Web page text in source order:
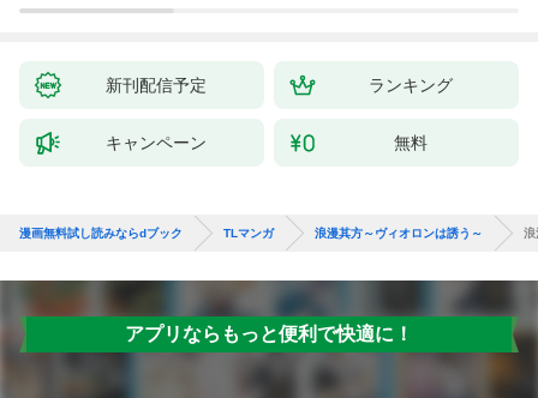
新刊配信予定 ランキング
キャンペーン 無料
漫画無料試し読みならdブック TLマンガ 浪漫其方～ヴィオロンは誘う～ 浪
アプリならもっと便利で快適に！